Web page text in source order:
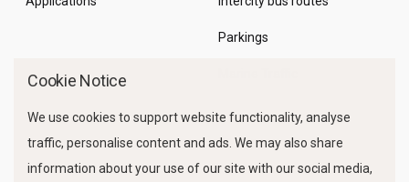
Parkings
Cookie Notice
We use cookies to support website functionality, analyse
traffic, personalise content and ads. We may also share
information about your use of our site with our social media,